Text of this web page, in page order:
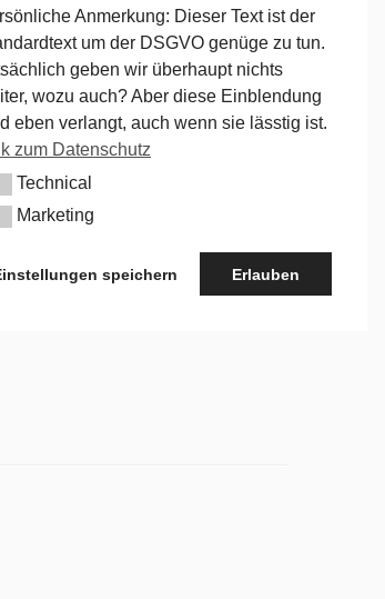
Anmerkung: Dieser Text ist der
um der DSGVO genüge zu tun.
geben wir überhaupt nichts
wozu auch? Aber diese Einblendung
eben verlangt, auch wenn sie lässtig ist.
zum Datenschutz
Technical
Marketing
speichern Erlauben